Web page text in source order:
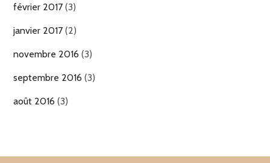
février 2017 (3)
janvier 2017 (2)
novembre 2016 (3)
septembre 2016 (3)
août 2016 (3)